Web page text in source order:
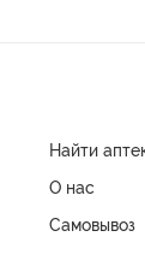
Найти
О нас
Самовывоз